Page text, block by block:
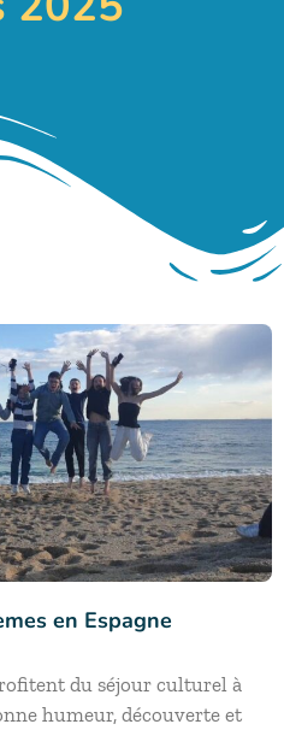
en Espagne
du séjour culturel à
humeur, découverte et